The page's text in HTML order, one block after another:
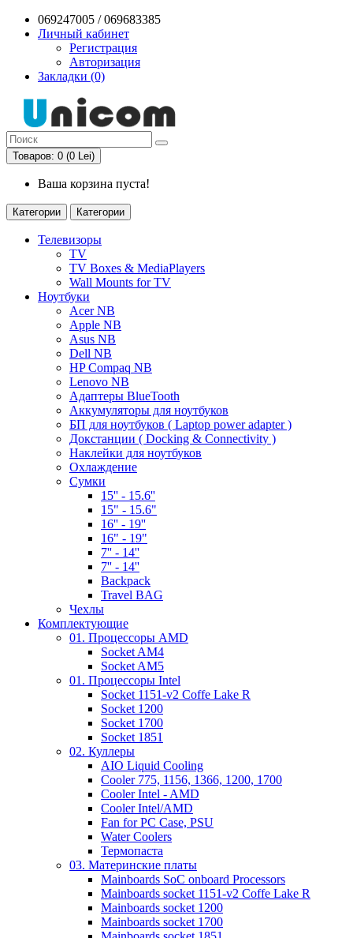
069247005 / 069683385
Личный кабинет
Регистрация
Авторизация
Закладки (0)
Товаров: 0 (0 Lei)
Ваша корзина пуста!
Категории Категории
Телевизоры
TV
TV Boxes & MediaPlayers
Wall Mounts for TV
Ноутбуки
Acer NB
Apple NB
Asus NB
Dell NB
HP Compaq NB
Lenovo NB
Адаптеры BlueTooth
Аккумуляторы для ноутбуков
БП для ноутбуков ( Laptop power adapter )
Докстанции ( Docking & Connectivity )
Наклейки для ноутбуков
Охлаждение
Сумки
15'' - 15.6''
15" - 15.6"
16'' - 19''
16" - 19"
7'' - 14''
7'' - 14''
Backpack
Travel BAG
Чехлы
Комплектующие
01. Процессоры AMD
Socket AM4
Socket AM5
01. Процессоры Intel
Socket 1151-v2 Coffe Lake R
Socket 1200
Socket 1700
Socket 1851
02. Куллеры
AIO Liquid Cooling
Cooler 775, 1156, 1366, 1200, 1700
Cooler Intel - AMD
Cooler Intel/AMD
Fan for PC Case, PSU
Water Coolers
Термопаста
03. Материнские платы
Mainboards SoC onboard Processors
Mainboards socket 1151-v2 Coffe Lake R
Mainboards socket 1200
Mainboards socket 1700